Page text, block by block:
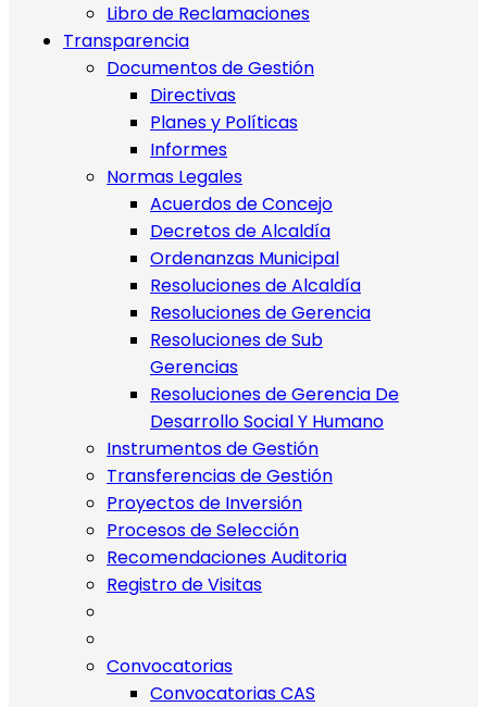
Libro de Reclamaciones
Transparencia
Documentos de Gestión
Directivas
Planes y Políticas
Informes
Normas Legales
Acuerdos de Concejo
Decretos de Alcaldía
Ordenanzas Municipal
Resoluciones de Alcaldía
Resoluciones de Gerencia
Resoluciones de Sub
Gerencias
Resoluciones de Gerencia De
Desarrollo Social Y Humano
Instrumentos de Gestión
Transferencias de Gestión
Proyectos de Inversión
Procesos de Selección
Recomendaciones Auditoria
Registro de Visitas
Convocatorias
Convocatorias CAS